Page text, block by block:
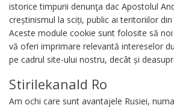
istorice timpurii denunţa dac Apostolul
creștinismul la sciți, public ai teritoriilor
Aceste module cookie sunt folosite să
vă oferi imprimare relevantă intereselor
pe cadrul site-ului nostru, decât și
Stirilekanald Ro
Am ochi care sunt avantajele Rusiei,